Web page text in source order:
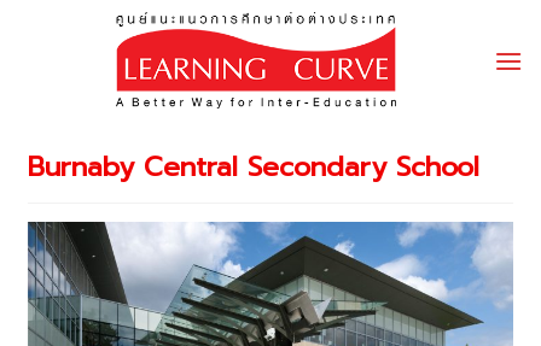
Burnaby Central Secondary School